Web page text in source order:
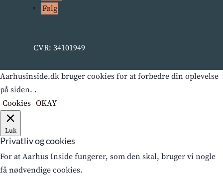
Følg
CVR: 34101949
Aarhusinside.dk bruger cookies for at forbedre din oplevelse
på siden. .
Cookies OKAY
Luk
Privatliv og cookies
For at Aarhus Inside fungerer, som den skal, bruger vi nogle
få nødvendige cookies.